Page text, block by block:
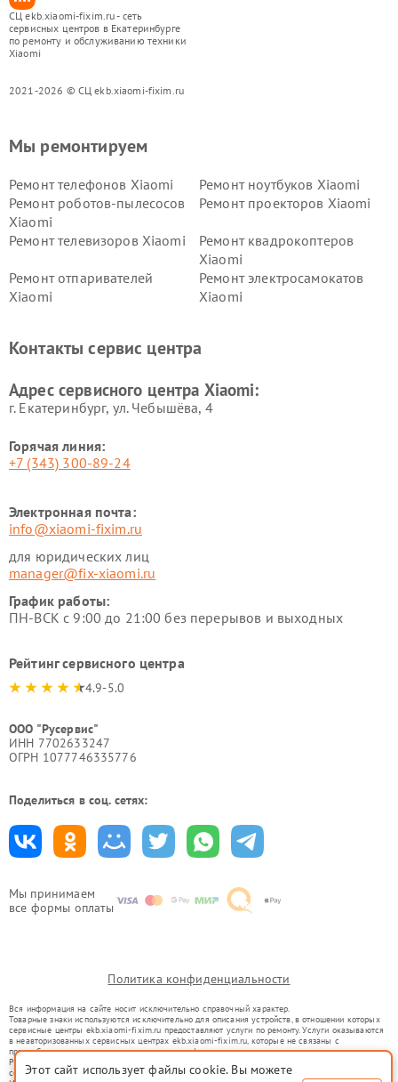
СЦ ekb.xiaomi-fixim.ru - сеть
сервисных центров в Екатеринбурге
по ремонту и обслуживанию техники
Xiaomi
2021-2026 © СЦ ekb.xiaomi-fixim.ru
Мы принимаем
все формы оплаты
Мы ремонтируем
Ремонт телефонов Xiaomi
Ремонт ноутбуков Xiaomi
Ремонт роботов-пылесосов
Xiaomi
Ремонт проекторов Xiaomi
Ремонт телевизоров Xiaomi
Ремонт квадрокоптеров
Xiaomi
Ремонт отпаривателей
Xiaomi
Ремонт электросамокатов
Xiaomi
Ремонт стиральных машин
Ремонт смарт-часов Xiaomi
Контакты сервис центра
Адрес сервисного центра Xiaomi:
г. Екатеринбург, ул. Чебышёва, 4
Горячая линия:
+7 (343) 300-89-24
Электронная почта:
info@xiaomi-fixim.ru
для юридических лиц
manager@fix-xiaomi.ru
График работы:
ПН-ВСК с 9:00 до 21:00 без перерывов и выходных
Рейтинг сервисного центра
4.9-5.0
ООО "Русервис"
ИНН 7702633247
ОГРН 1077746335776
Поделиться в соц. сетях:
Политика конфиденциальности
Вся информация на сайте носит исключительно справочный характер.
Товарные знаки используются исключительно для описания устройств, в отношении которых
сервисные центры ekb.xiaomi-fixim.ru предоставляют услуги по ремонту. Услуги оказываются
в неавторизованных сервисных центрах ekb.xiaomi-fixim.ru, которые не связаны с
правообладателями товарных знаков или их официальными представителями.
Ремонт осуществляется для устройств, уже введенных в гражданский оборот в соответствии
со статьей 1487 ГК РФ.
Этот сайт использует файлы cookie. Вы можете